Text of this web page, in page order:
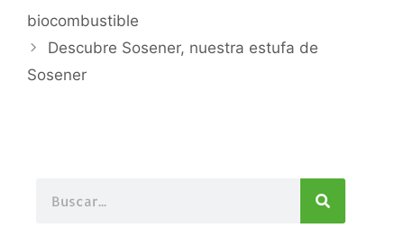
biocombustible
Descubre Sosener, nuestra estufa de
Sosener